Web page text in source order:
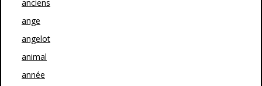
anciens
ange
angelot
animal
année